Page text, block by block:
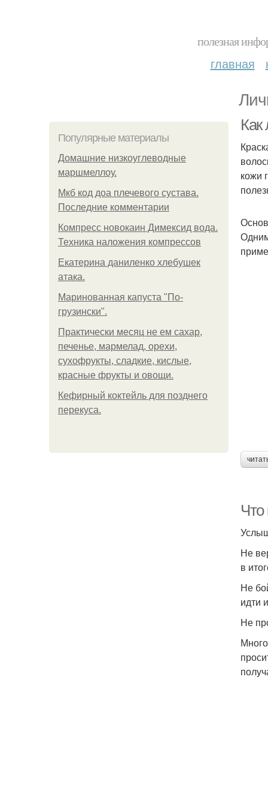
полезная
главная
Популярные материалы
Домашние низкоуглеводные
маршмеллоу.
Мкб код доа плечевого сустава.
Последние комментарии
Компресс новокаин Димексид вода.
Техника наложения компрессов
Екатерина даниленко хлебушек
атака.
Маринованная капуста "По-
грузински".
Практически месяц не ем сахар,
печенье, мармелад, орехи,
сухофрукты, сладкие, кислые,
красные фрукты и овощи.
Кефирный коктейль для позднего
перекуса.
Как
кожи
Что
Не
в
Не
идти
Не